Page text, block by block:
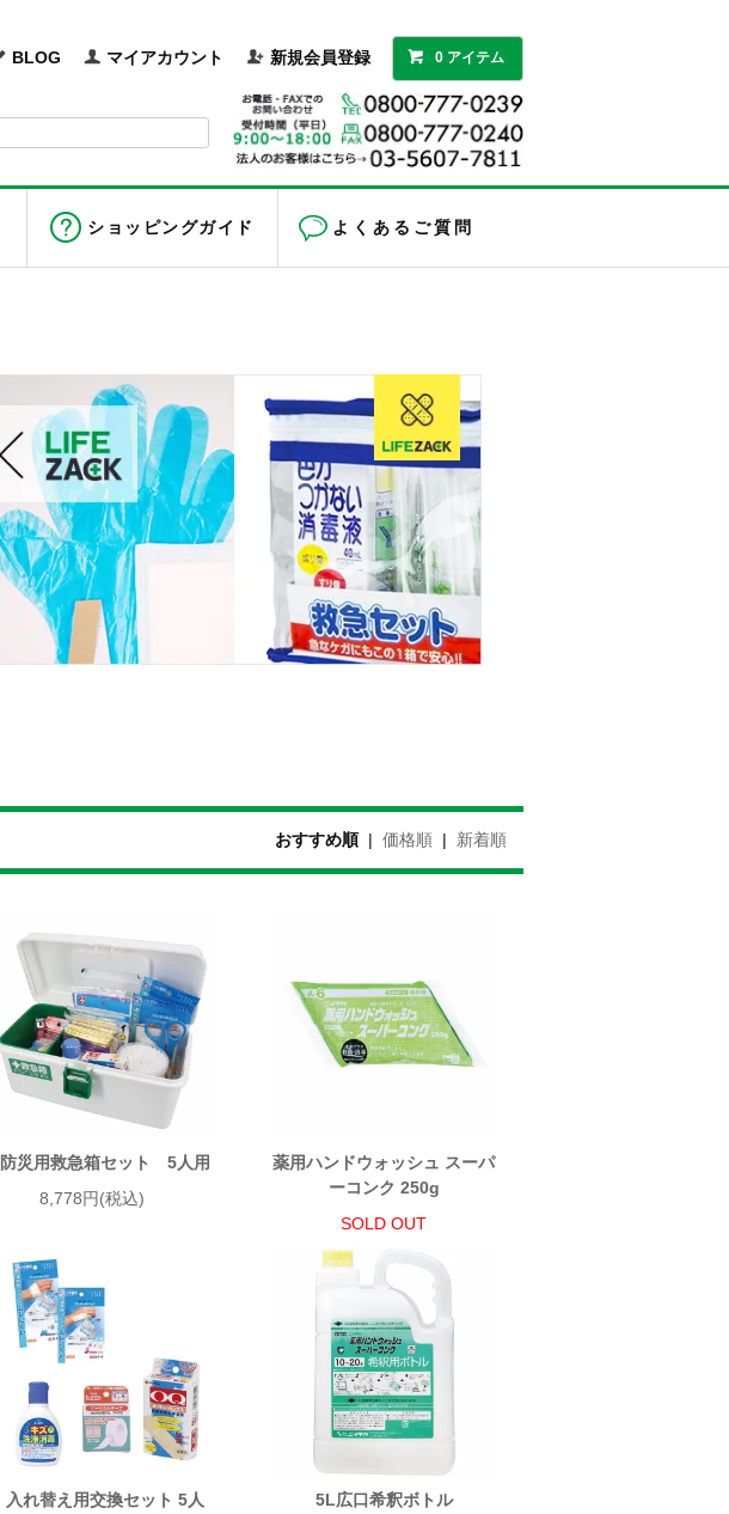
BLOG マイアカウント 新規会員登録 0 アイテム
ショッピングガイド よくあるご質問
おすすめ順| 価格順 | 新着順
防災用救急箱セット 5人用
8,778円(税込)
薬用ハンドウォッシュ スーパ
ーコンク 250g
SOLD OUT
入れ替え用交換セット 5人
5L広口希釈ボトル